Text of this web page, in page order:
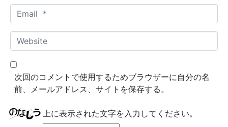
m
*
m
a
*
W
e
b
e
次回のコメントで使用するためブラウザーに自分の名
前、メールアドレス、サイトを保存する。
上に表示された文字を入力してください。